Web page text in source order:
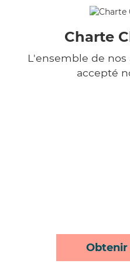
Charte
L'ensemble de
accepté
Obtenir